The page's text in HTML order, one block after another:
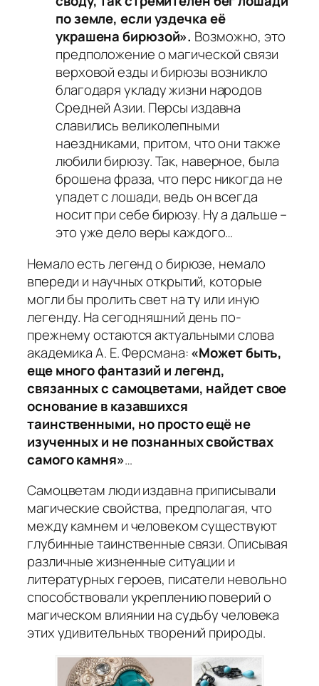
по земле, если уздечка её
украшена бирюзой». Возможно, это
предположение о магической связи
верховой езды и бирюзы возникло
благодаря укладу жизни народов
Средней Азии. Персы издавна
славились великолепными
наездниками, притом, что они также
любили бирюзу. Так, наверное, была
брошена фраза, что перс никогда не
упадет с лошади, ведь он всегда
носит при себе бирюзу. Ну а дальше –
это уже дело веры каждого…
Немало есть легенд о бирюзе, немало
впереди и научных открытий, которые
могли бы пролить свет на ту или иную
легенду. На сегодняшний день по-
прежнему остаются актуальными слова
академика А. Е. Ферсмана:«Может быть,
еще много фантазий и легенд,
связанных с самоцветами, найдет свое
основание в казавшихся
таинственными, но просто ещё не
изученных и не познанных свойствах
самого камня»…
Самоцветам люди издавна приписывали
магические свойства, предполагая, что
между камнем и человеком существуют
глубинные таинственные связи. Описывая
различные жизненные ситуации и
литературных героев, писатели невольно
способствовали укреплению поверий о
магическом влиянии на судьбу человека
этих удивительных творений природы.